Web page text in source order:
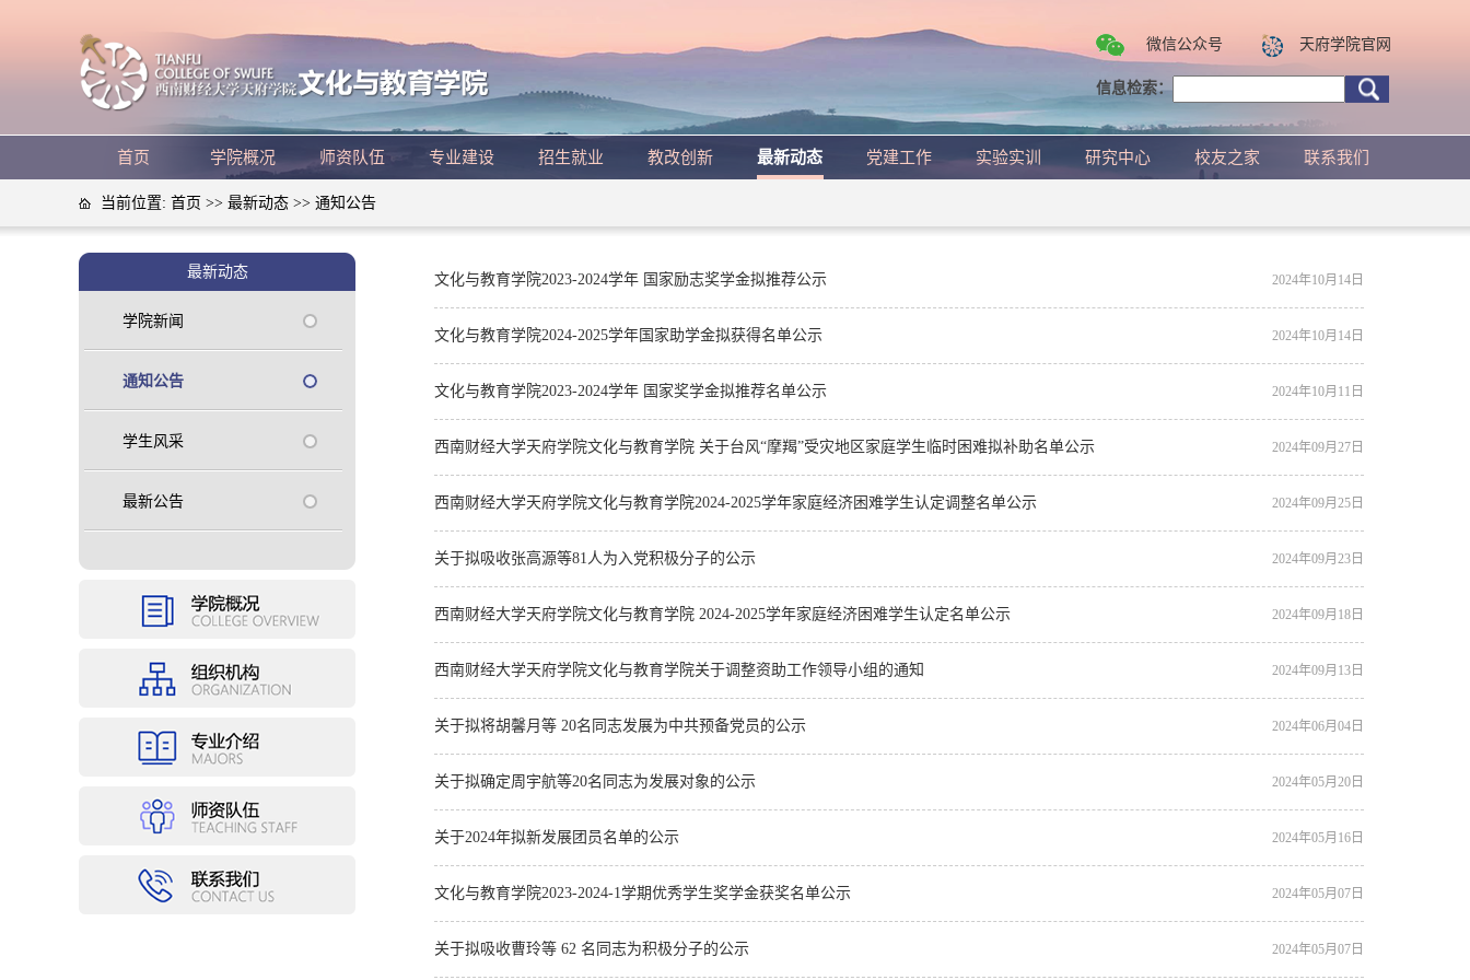
微信公众号 天府学院官网
信息检索：
首页 学院概况 师资队伍 专业建设 招生就业 教改创新 最新动态 党建工作 实验实训 研究中心 校友之家 联系我们
当前位置: 首页 >> 最新动态 >> 通知公告
最新动态
学院新闻
通知公告
学生风采
最新公告
文化与教育学院2023-2024学年 国家励志奖学金拟推荐公示 2024年10月14日
文化与教育学院2024-2025学年国家助学金拟获得名单公示 2024年10月14日
文化与教育学院2023-2024学年 国家奖学金拟推荐名单公示 2024年10月11日
西南财经大学天府学院文化与教育学院 关于台风“摩羯”受灾地区家庭学生临时困难拟补助名单公示 2024年09月27日
西南财经大学天府学院文化与教育学院2024-2025学年家庭经济困难学生认定调整名单公示 2024年09月25日
关于拟吸收张高源等81人为入党积极分子的公示 2024年09月23日
西南财经大学天府学院文化与教育学院 2024-2025学年家庭经济困难学生认定名单公示 2024年09月18日
西南财经大学天府学院文化与教育学院关于调整资助工作领导小组的通知 2024年09月13日
关于拟将胡馨月等 20名同志发展为中共预备党员的公示 2024年06月04日
关于拟确定周宇航等20名同志为发展对象的公示 2024年05月20日
关于2024年拟新发展团员名单的公示 2024年05月16日
文化与教育学院2023-2024-1学期优秀学生奖学金获奖名单公示 2024年05月07日
关于拟吸收曹玲等 62 名同志为积极分子的公示 2024年05月07日